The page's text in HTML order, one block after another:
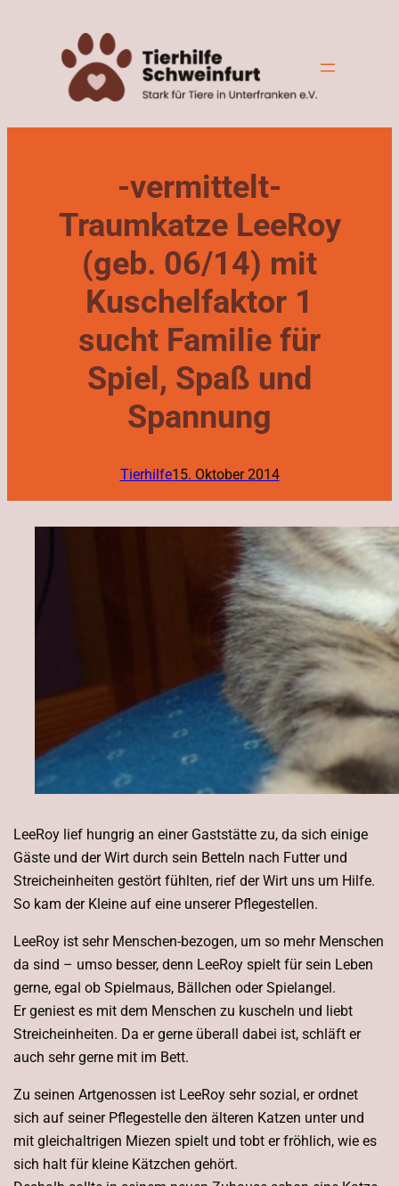
springen
-vermittelt-
Traumkatze LeeRoy
(geb. 06/14) mit
Kuschelfaktor 1
sucht Familie für
Spiel, Spaß und
Spannung
Tierhilfe15. Oktober 2014
LeeRoy lief hungrig an einer Gaststätte zu, da sich einige
Gäste und der Wirt durch sein Betteln nach Futter und
Streicheinheiten gestört fühlten, rief der Wirt uns um Hilfe.
So kam der Kleine auf eine unserer Pflegestellen.
LeeRoy ist sehr Menschen-bezogen, um so mehr Menschen
da sind – umso besser, denn LeeRoy spielt für sein Leben
gerne, egal ob Spielmaus, Bällchen oder Spielangel.
Er geniest es mit dem Menschen zu kuscheln und liebt
Streicheinheiten. Da er gerne überall dabei ist, schläft er
auch sehr gerne mit im Bett.
Zu seinen Artgenossen ist LeeRoy sehr sozial, er ordnet
sich auf seiner Pflegestelle den älteren Katzen unter und
mit gleichaltrigen Miezen spielt und tobt er fröhlich, wie es
sich halt für kleine Kätzchen gehört.